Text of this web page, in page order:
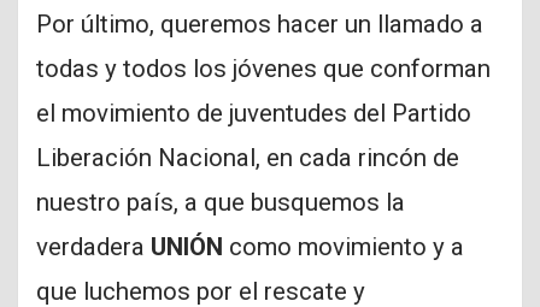
Por último, queremos hacer un llamado a
todas y todos los jóvenes que conforman
el movimiento de juventudes del Partido
Liberación Nacional, en cada rincón de
nuestro país, a que busquemos la
verdadera UNIÓN como movimiento y a
que luchemos por el rescate y